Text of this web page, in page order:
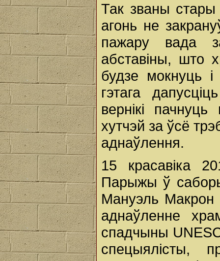
Так званы стары
агонь не
пажару вада
абставіны, што
будзе мокнуць
гэтага
вернікі
хутчэй за ўсё
аднаўлення.
15 красавіка
Парыжы ў
Мануэль Макрон
аднаўленне
спадчыны
спецыялісты,